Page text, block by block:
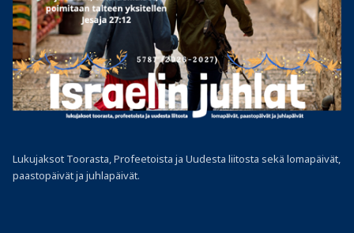
Lukujaksot Toorasta, Profeetoista ja Uudesta liitosta sekä lomapäivät,
paastopäivät ja juhlapäivät.